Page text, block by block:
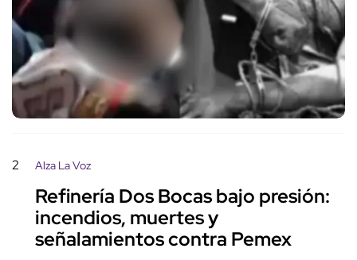
2 Alza La Voz
Refinería Dos Bocas bajo presión:
incendios, muertes y
señalamientos contra Pemex